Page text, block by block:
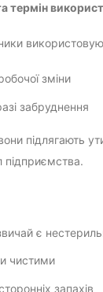
термін
зміни
забруднення
підлягають
підприємства.
є
чистими
запахів